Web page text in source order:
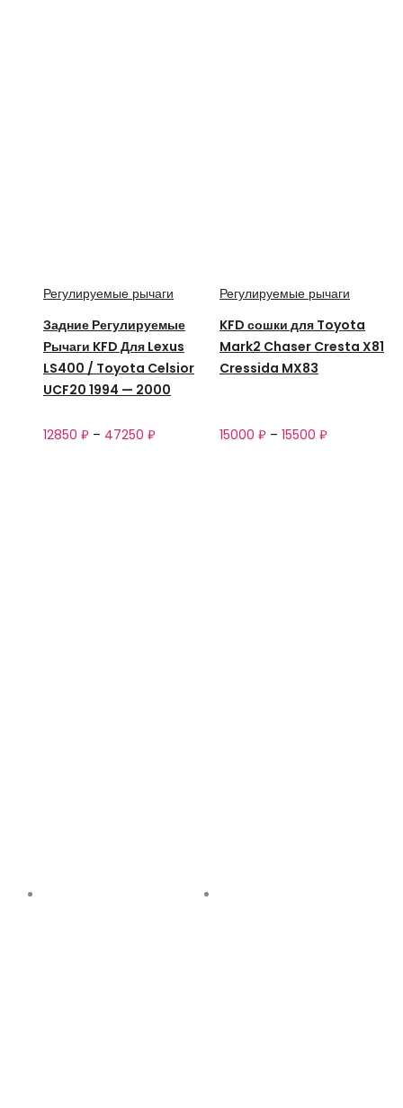
Регулируемые рычаги
Задние Регулируемые
Рычаги KFD Для Lexus
LS400 / Toyota Celsior
UCF20 1994 — 2000
12850 ₽ – 47250 ₽
Регулируемые рычаги
KFD сошки для Toyota
Mark2 Chaser Cresta X81
Cressida MX83
15000 ₽ – 15500 ₽